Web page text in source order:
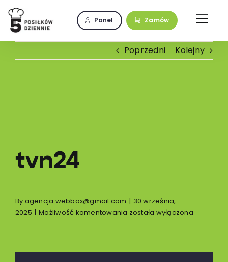
Przejdź
zawartości
Panel Zamów
Poprzedni Kolejny
tvn24
By agencja.webbox@gmail.com | 30 września,
2025 | Możliwość komentowania tvn24
została wyłączona